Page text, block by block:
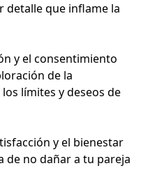
detalle que inflame la
y el consentimiento
de la
límites y deseos de
y el bienestar
de no dañar a tu pareja